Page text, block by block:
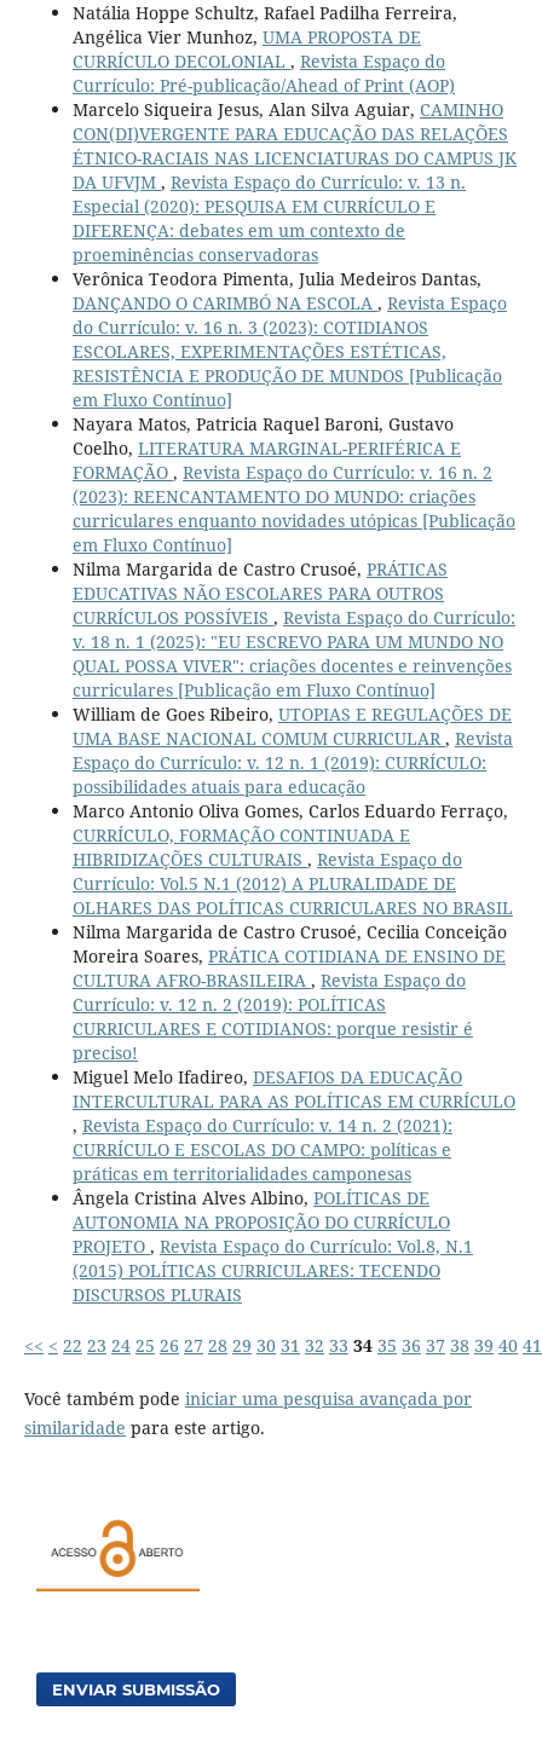
Natália Hoppe Schultz, Rafael Padilha Ferreira,
Angélica Vier Munhoz, UMA PROPOSTA DE
CURRÍCULO DECOLONIAL , Revista Espaço do
Currículo: Pré-publicação/Ahead of Print (AOP)
Marcelo Siqueira Jesus, Alan Silva Aguiar, CAMINHO
CON(DI)VERGENTE PARA EDUCAÇÃO DAS RELAÇÕES
ÉTNICO-RACIAIS NAS LICENCIATURAS DO CAMPUS JK
DA UFVJM , Revista Espaço do Currículo: v. 13 n.
Especial (2020): PESQUISA EM CURRÍCULO E
DIFERENÇA: debates em um contexto de
proeminências conservadoras
Verônica Teodora Pimenta, Julia Medeiros Dantas,
DANÇANDO O CARIMBÓ NA ESCOLA , Revista Espaço
do Currículo: v. 16 n. 3 (2023): COTIDIANOS
ESCOLARES, EXPERIMENTAÇÕES ESTÉTICAS,
RESISTÊNCIA E PRODUÇÃO DE MUNDOS [Publicação
em Fluxo Contínuo]
Nayara Matos, Patricia Raquel Baroni, Gustavo
Coelho, LITERATURA MARGINAL-PERIFÉRICA E
FORMAÇÃO , Revista Espaço do Currículo: v. 16 n. 2
(2023): REENCANTAMENTO DO MUNDO: criações
curriculares enquanto novidades utópicas [Publicação
em Fluxo Contínuo]
Nilma Margarida de Castro Crusoé, PRÁTICAS
EDUCATIVAS NÃO ESCOLARES PARA OUTROS
CURRÍCULOS POSSÍVEIS , Revista Espaço do Currículo:
v. 18 n. 1 (2025): "EU ESCREVO PARA UM MUNDO NO
QUAL POSSA VIVER": criações docentes e reinvenções
curriculares [Publicação em Fluxo Contínuo]
William de Goes Ribeiro, UTOPIAS E REGULAÇÕES DE
UMA BASE NACIONAL COMUM CURRICULAR, Revista
Espaço do Currículo: v. 12 n. 1 (2019): CURRÍCULO:
possibilidades atuais para educação
Marco Antonio Oliva Gomes, Carlos Eduardo Ferraço,
CURRÍCULO, FORMAÇÃO CONTINUADA E
HIBRIDIZAÇÕES CULTURAIS , Revista Espaço do
Currículo: Vol.5 N.1 (2012) A PLURALIDADE DE
OLHARES DAS POLÍTICAS CURRICULARES NO BRASIL
Nilma Margarida de Castro Crusoé, Cecilia Conceição
Moreira Soares, PRÁTICA COTIDIANA DE ENSINO DE
CULTURA AFRO-BRASILEIRA , Revista Espaço do
Currículo: v. 12 n. 2 (2019): POLÍTICAS
CURRICULARES E COTIDIANOS: porque resistir é
preciso!
Miguel Melo Ifadireo, DESAFIOS DA EDUCAÇÃO
INTERCULTURAL PARA AS POLÍTICAS EM CURRÍCULO
, Revista Espaço do Currículo: v. 14 n. 2 (2021):
CURRÍCULO E ESCOLAS DO CAMPO: políticas e
práticas em territorialidades camponesas
Ângela Cristina Alves Albino, POLÍTICAS DE
AUTONOMIA NA PROPOSIÇÃO DO CURRÍCULO
PROJETO , Revista Espaço do Currículo: Vol.8, N.1
(2015) POLÍTICAS CURRICULARES: TECENDO
DISCURSOS PLURAIS
<< < 22 23 24 25 26 27 28 29 30 31 32 33 34 35 36 37 38 39 40 41
Você também pode iniciar uma pesquisa avançada por
similaridade para este artigo.
ENVIAR SUBMISSÃO